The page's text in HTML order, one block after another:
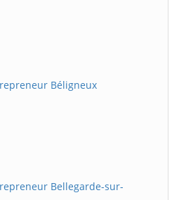
Béligneux
Bellegarde-sur-